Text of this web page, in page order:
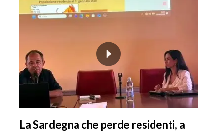
La Sardegna che perde residenti, a